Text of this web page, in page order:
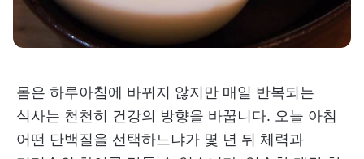
몸은 하루아침에 바뀌지 않지만 매일 반복되는
식사는 천천히 건강의 방향을 바꿉니다. 오늘 아침
어떤 단백질을 선택하느냐가 몇 년 뒤 체력과